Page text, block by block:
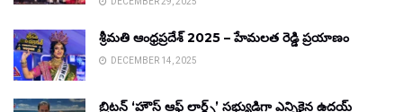
శ్రీమతి ఆంధ్రప్రదేశ్ 2025 – హేమలత రెడ్డి ప్రయాణం
DECEMBER 14, 2025
బ్రిటన్ ‘హౌస్ ఆఫ్ లార్డ్స్’ సభ్యుడిగా ఎన్నికైన ఉదయ్